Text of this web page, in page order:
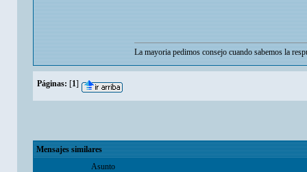
La mayoria pedimos consejo cuando sabemos la
Páginas: [1]
Mensajes similares
Asunto